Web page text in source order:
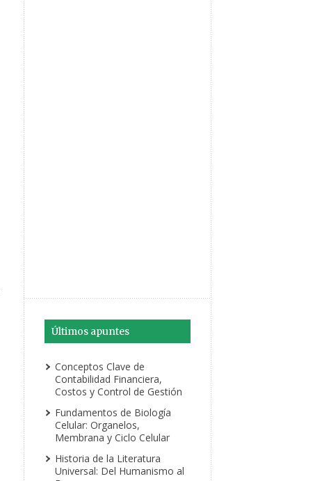
Últimos apuntes
Conceptos Clave de
Contabilidad Financiera,
Costos y Control de Gestión
Fundamentos de Biología
Celular: Organelos,
Membrana y Ciclo Celular
Historia de la Literatura
Universal: Del Humanismo al